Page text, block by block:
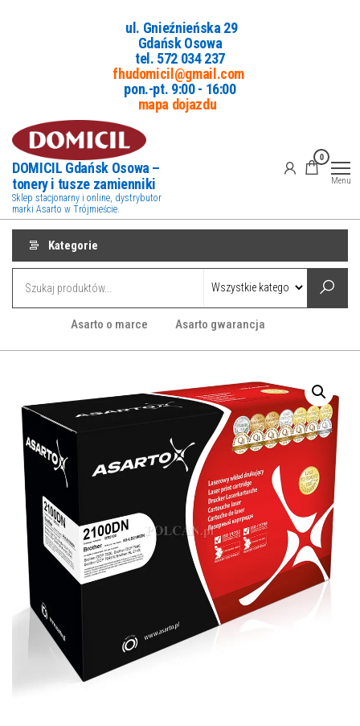
ul. Gnieźnieńska 29
Gdańsk Osowa
tel. 572 034 237
fhudomicil@gmail.com
pon.-pt. 9:00 - 16:00
mapa dojazdu
DOMICIL Gdańsk Osowa –
tonery i tusze zamienniki
Sklep stacjonarny i online, dystrybutor
marki Asarto w Trójmieście.
0
Menu
Kategorie
Asarto o marce Asarto gwarancja